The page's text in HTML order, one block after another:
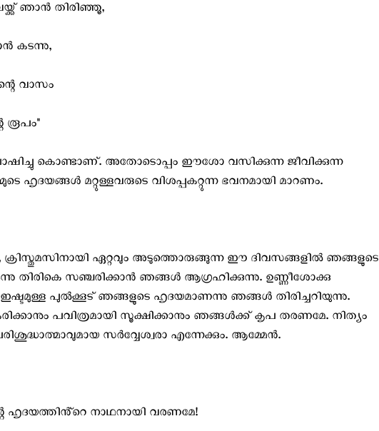
ഞാൻ തിരിഞ്ഞൂ,
കടന്നു,
വാസം
രൂപം"
കൊണ്ടാണ്. അതോടൊപ്പം ഈശോ വസിക്കുന്ന ജീവിക്കുന്ന
ഹൃദയങ്ങൾ മറ്റുള്ളവരുടെ വിശപ്പകറ്റുന്ന ഭവനമായി മാറണം.
ക്രിസ്തുമസിനായി ഏറ്റവും അടുത്തൊരുങ്ങുന്ന ഈ ദിവസങ്ങളിൽ ഞങ്ങളുടെ
തിരികെ സഞ്ചരിക്കാൻ ഞങ്ങൾ ആഗ്രഹിക്കുന്നു. ഉണ്ണീശോക്കു
പുൽക്കൂട് ഞങ്ങളുടെ ഹൃദയമാണന്നു ഞങ്ങൾ തിരിച്ചറിയുന്നു.
പവിത്രമായി സൂക്ഷിക്കാനും ഞങ്ങൾക്ക് കൃപ തരണമേ. നിത്യം
സർവ്വേശ്വരാ എന്നേക്കും. ആമ്മേൻ.
ഹൃദയത്തിൻ്റെ നാഥനായി വരണമേ!